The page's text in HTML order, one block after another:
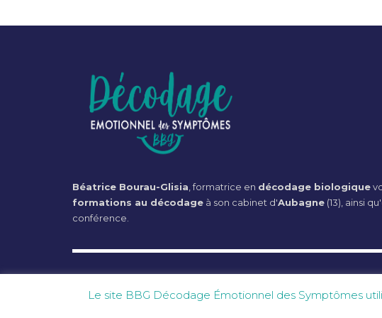
Béatrice Bourau-Glisia , formatrice en décodage biologique
formations au décodage à son cabinet d'Aubagne (13), ainsi
conférence.
Le site BBG Décodage Émotionnel des Symptômes